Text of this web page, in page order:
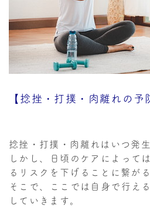
【捻挫・打撲・肉離れの予
捻挫・打撲・肉離れはいつ発
しかし、日頃のケアによって
るリスクを下げることに繋が
そこで、ここでは自身で行え
していきます。